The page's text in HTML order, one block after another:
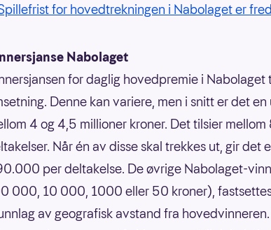
for hovedtrekningen i Nabolaget er
Nabolaget
for daglig hovedpremie i Nabolaget
Denne kan variere, men i snitt er det
4 og 4,5 millioner kroner. Det tilsier
Når én av disse skal trekkes ut, gir det
per deltakelse. De øvrige Nabolaget-
000, 10 000, 1000 eller 50 kroner),
av geografisk avstand fra